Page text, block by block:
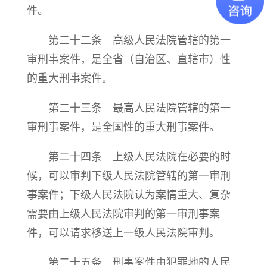
件。
第二十二条 高级人民法院管辖的第一
审刑事案件，是全省（自治区、直辖市）性
的重大刑事案件。
第二十三条 最高人民法院管辖的第一
审刑事案件，是全国性的重大刑事案件。
第二十四条 上级人民法院在必要的时
候，可以审判下级人民法院管辖的第一审刑
事案件；下级人民法院认为案情重大、复杂
需要由上级人民法院审判的第一审刑事案
件，可以请求移送上一级人民法院审判。
第二十五条 刑事案件由犯罪地的人民